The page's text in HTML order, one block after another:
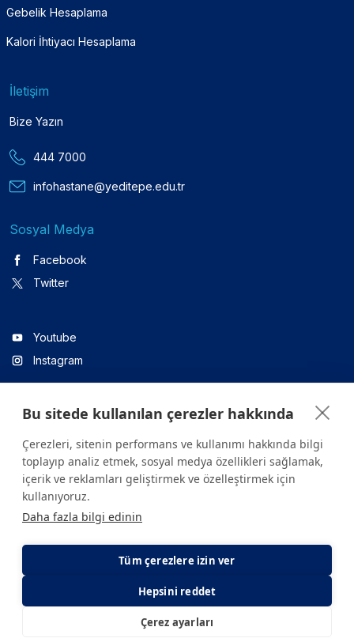
E-Randevu
Gebelik Hesaplama
Kalori İhtiyacı Hesaplama
İletişim
Bize Yazın
444 7000
infohastane@yeditepe.edu.tr
Sosyal Medya
Facebook
Twitter
Youtube
Instagram
Linkedin
Sitede yer alan tüm içerikler yalnızca bilgilendirme amaçlıdır.
Sağlığınızla ilgili sorularınız için mutlaka doktoruza ya da bir sağlık
kuruluşuna başvurunuz.
Gizlilik ve Çerez Politikası KVKK Aydınlatma Metni
Bu sitede kullanılan çerezler hakkında
Çerezleri, sitenin performans ve kullanımı hakkında bilgi
toplayıp analiz etmek, sosyal medya özellikleri sağlamak,
içerik ve reklamları geliştirmek ve özelleştirmek için
kullanıyoruz.
Daha fazla bilgi edinin
Tüm çerezlere izin ver
Hepsini reddet
Çerez ayarları